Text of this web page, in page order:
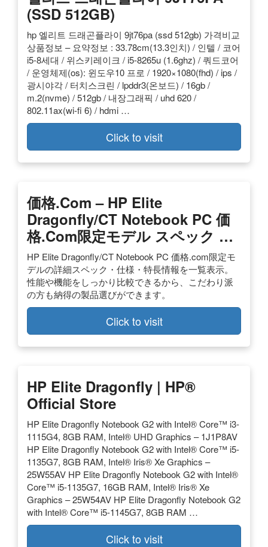
(SSD 512GB)
hp 엘리트 드래곤플라이 9jt76pa (ssd 512gb) 가격비교
상품정보 – 요약정보 : 33.78cm(13.3인치) / 인텔 / 코어
i5-8세대 / 위스키레이크 / i5-8265u (1.6ghz) / 쿼드코어
/ 운영체제(os): 윈도우10 프로 / 1920×1080(fhd) / ips /
광시야각 / 터치스크린 / lpddr3(온보드) / 16gb /
m.2(nvme) / 512gb / 내장그래픽 / uhd 620 /
802.11ax(wi-fi 6) / hdmi …
Click to visit
価格.com – HP Elite
Dragonfly/CT Notebook PC 価
格.com限定モデル スペック …
HP Elite Dragonfly/CT Notebook PC 価格.com限定モ
デルの詳細スペック・仕様・特長情報を一覧表示。
性能や機能をしっかり比較できるから、こだわり派
の方も納得の製品選びができます。
Click to visit
HP Elite Dragonfly | HP®
Official Store
HP Elite Dragonfly Notebook G2 with Intel® Core™ i3-
1115G4, 8GB RAM, Intel® UHD Graphics – 1J1P8AV
HP Elite Dragonfly Notebook G2 with Intel® Core™ i5-
1135G7, 8GB RAM, Intel® Iris® Xe Graphics –
25W55AV HP Elite Dragonfly Notebook G2 with Intel®
Core™ i5-1135G7, 16GB RAM, Intel® Iris® Xe
Graphics – 25W54AV HP Elite Dragonfly Notebook G2
with Intel® Core™ i5-1145G7, 8GB RAM …
Click to visit